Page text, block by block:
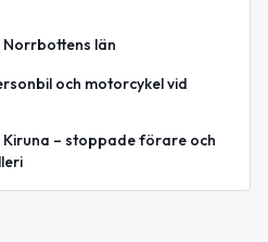
Norrbottens län
och motorcykel vid
Kiruna – stoppade förare och